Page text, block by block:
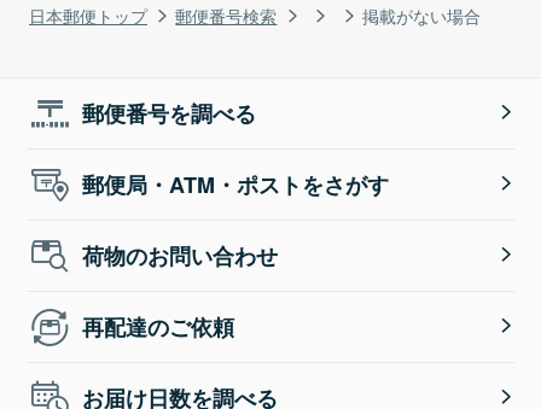
日本郵便トップ 郵便番号検索 掲載がない場合
郵便番号を調べる
郵便局・ATM・ポストをさがす
荷物のお問い合わせ
再配達のご依頼
お届け日数を調べる